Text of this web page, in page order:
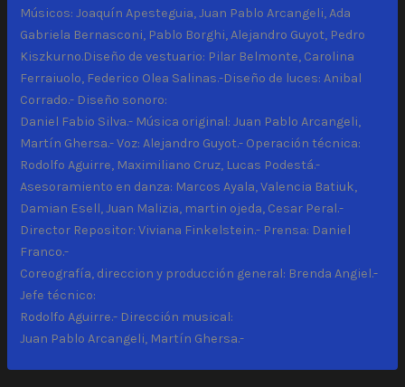
Músicos: Joaquín Apesteguia, Juan Pablo Arcangeli, Ada
Gabriela Bernasconi, Pablo Borghi, Alejandro Guyot, Pedro
Kiszkurno.Diseño de vestuario: Pilar Belmonte, Carolina
Ferraiuolo, Federico Olea Salinas.-Diseño de luces: Anibal
Corrado.- Diseño sonoro:
Daniel Fabio Silva.- Música original: Juan Pablo Arcangeli,
Martín Ghersa.- Voz: Alejandro Guyot.- Operación técnica:
Rodolfo Aguirre, Maximiliano Cruz, Lucas Podestá.-
Asesoramiento en danza: Marcos Ayala, Valencia Batiuk,
Damian Esell, Juan Malizia, martin ojeda, Cesar Peral.-
Director Repositor: Viviana Finkelstein.- Prensa: Daniel
Franco.-
Coreografía, direccion y producción general: Brenda Angiel.-
Jefe técnico:
Rodolfo Aguirre.- Dirección musical:
Juan Pablo Arcangeli, Martín Ghersa.-